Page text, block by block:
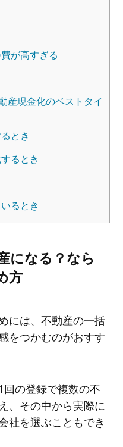
が高すぎる
産現金化のベストタイ
とき
るとき
るとき
になる？なら
方
には、不動産の一括
をつかむのがおすす
の登録で複数の不
、その中から実際に
社を選ぶこともでき